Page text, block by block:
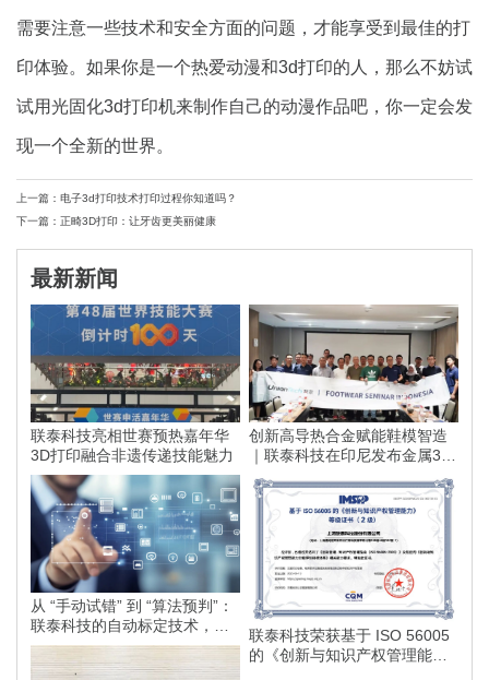
需要注意一些技术和安全方面的问题，才能享受到最佳的打
印体验。如果你是一个热爱动漫和3d打印的人，那么不妨试
试用光固化3d打印机来制作自己的动漫作品吧，你一定会发
现一个全新的世界。
上一篇：电子3d打印技术打印过程你知道吗？
下一篇：正畸3D打印：让牙齿更美丽健康
最新新闻
联泰科技亮相世赛预热嘉年华
3D打印融合非遗传递技能魅力
创新高导热合金赋能鞋模智造
｜联泰科技在印尼发布金属3D
打印落地方案
从 “手动试错” 到 “算法预判”：
联泰科技的自动标定技术，如
何为智能制造划定更高的行业
标准？
联泰科技荣获基于 ISO 56005
的《创新与知识产权管理能